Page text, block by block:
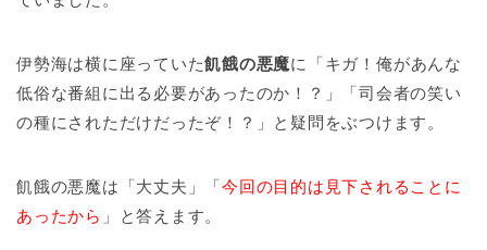
伊勢海は横に座っていた飢餓の悪魔に「キガ！俺があんな
低俗な番組に出る必要があったのか！？」「司会者の笑い
の種にされただけだったぞ！？」と疑問をぶつけます。
飢餓の悪魔は「大丈夫」「今回の目的は見下されることに
あったから 」と答えます。